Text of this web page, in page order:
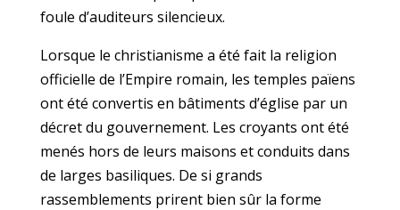
foule d’auditeurs silencieux.
Lorsque le christianisme a été fait la religion
officielle de l’Empire romain, les temples païens
ont été convertis en bâtiments d’église par un
décret du gouvernement. Les croyants ont été
menés hors de leurs maisons et conduits dans
de larges basiliques. De si grands
rassemblements prirent bien sûr la forme